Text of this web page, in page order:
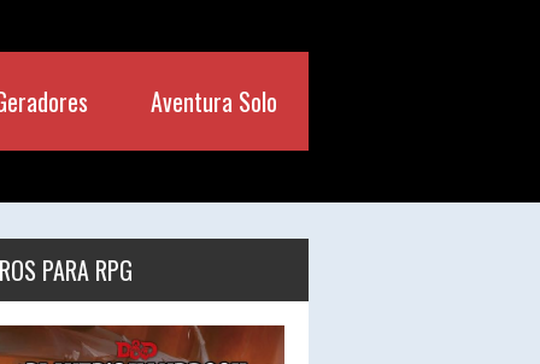
Aventura Solo
PARA RPG